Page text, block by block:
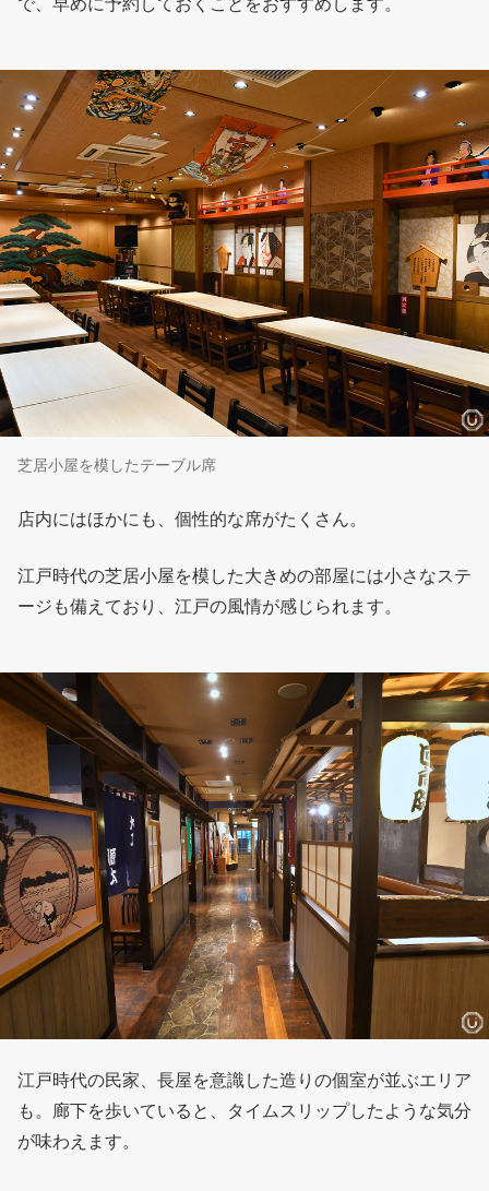
芝居小屋を模したテーブル席
店内にはほかにも、個性的な席がたくさん。
江戸時代の芝居小屋を模した大きめの部屋には小さなステ
ージも備えており、江戸の風情が感じられます。
江戸時代の民家、長屋を意識した造りの個室が並ぶエリア
も。廊下を歩いていると、タイムスリップしたような気分
が味わえます。